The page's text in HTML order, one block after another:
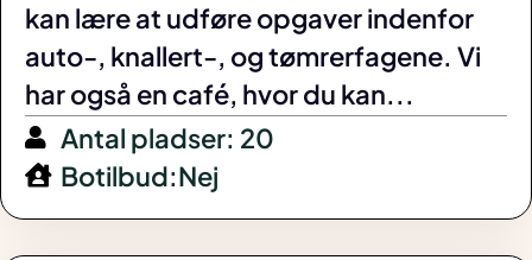
kan lære at udføre opgaver indenfor
auto-, knallert-, og tømrerfagene. Vi
har også en café, hvor du kan...
Antal pladser: 20
Botilbud:Nej